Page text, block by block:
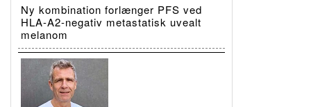
Ny kombination forlænger PFS ved
HLA-A2-negativ metastatisk uvealt
melanom